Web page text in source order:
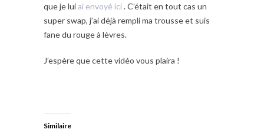
que je luiai envoyé ici. C’était en tout cas un
super swap, j’ai déjà rempli ma trousse et suis
fane du rouge à lèvres.
J’espère que cette vidéo vous plaira !
Similaire